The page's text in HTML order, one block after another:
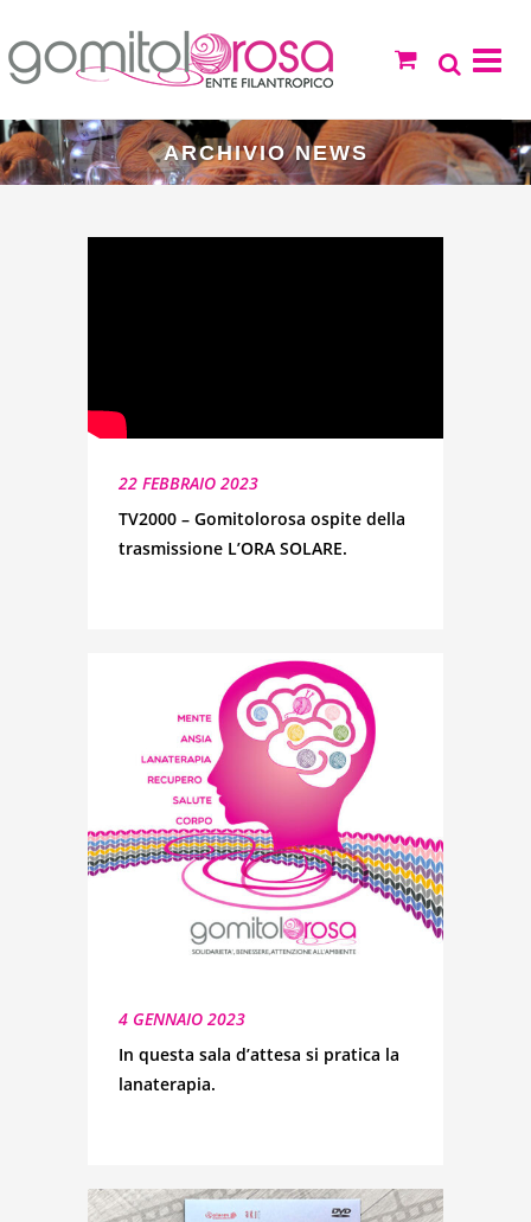
ARCHIVIO NEWS
22 FEBBRAIO 2023
TV2000 – Gomitolorosa ospite della
trasmissione L’ORA SOLARE.
4 GENNAIO 2023
In questa sala d’attesa si pratica la
lanaterapia.